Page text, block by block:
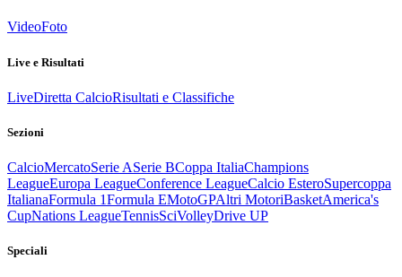
VideoFoto
Live e Risultati
LiveDiretta CalcioRisultati e Classifiche
Sezioni
CalcioMercatoSerie ASerie BCoppa ItaliaChampions
LeagueEuropa LeagueConference LeagueCalcio EsteroSupercoppa
ItalianaFormula 1Formula EMotoGPAltri MotoriBasketAmerica's
CupNations LeagueTennisSciVolleyDrive UP
Speciali